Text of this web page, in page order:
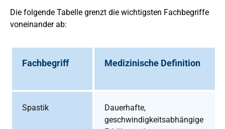
Die folgende Tabelle grenzt die wichtigsten Fachbegriffe
voneinander ab:
Fachbegriff Medizinische Definition
Spastik
Dauerhafte,
geschwindigkeitsabhängige